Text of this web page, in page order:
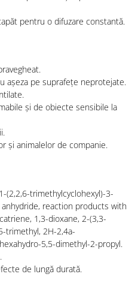
pentru o difuzare constantă.
așeza pe suprafețe neprotejate.
și de obiecte sensibile la
și animalelor de companie.
(2,2,6-trimethylcyclohexyl)-3-
reaction products with
1,3-dioxane, 2-(3,3-
trimethyl, 2H-2,4a-
5,5-dimethyl-2-propyl.
de lungă durată.